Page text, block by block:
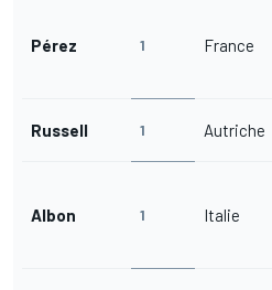
Pérez 1 France
Russell 1 Autriche
Albon 1 Italie